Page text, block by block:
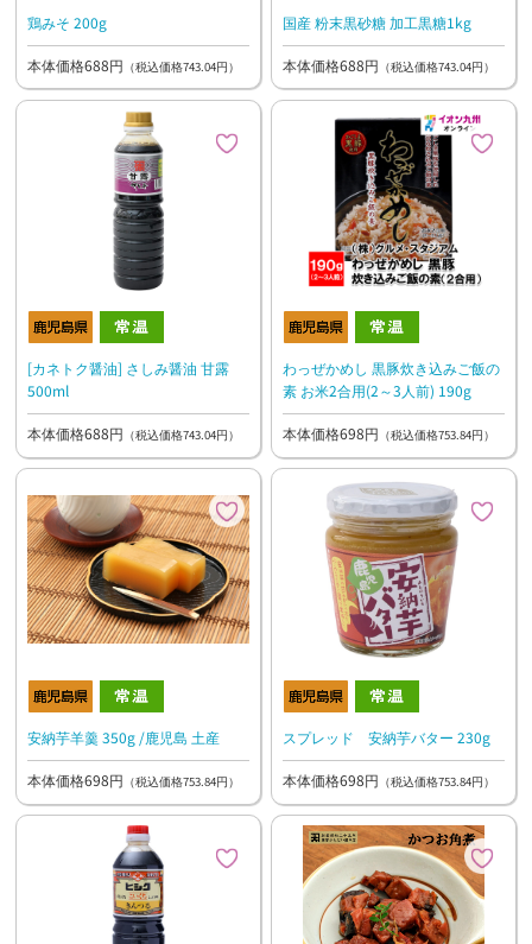
鶏みそ 200g
本体価格688円 （税込価格743.04円）
国産 粉末黒砂糖 加工黒糖1kg
本体価格688円 （税込価格743.04円）
[カネトク醤油] さしみ醤油 甘露
500ml
本体価格688円 （税込価格743.04円）
わっぜかめし 黒豚炊き込みご飯の
素 お米2合用(2～3人前) 190g
本体価格698円 （税込価格753.84円）
安納芋羊羹 350g /鹿児島 土産
本体価格698円 （税込価格753.84円）
スプレッド 安納芋バター 230g
本体価格698円 （税込価格753.84円）